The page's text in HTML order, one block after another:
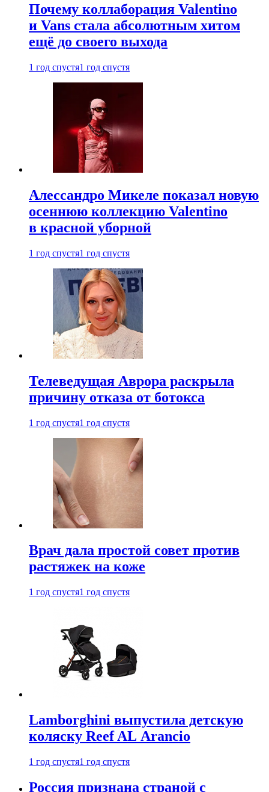
Почему коллаборация Valentino
и Vans стала абсолютным хитом
ещё до своего выхода
1 год спустя1 год спустя
Алессандро Микеле показал новую
осеннюю коллекцию Valentino
в красной уборной
1 год спустя1 год спустя
Телеведущая Аврора раскрыла
причину отказа от ботокса
1 год спустя1 год спустя
Врач дала простой совет против
растяжек на коже
1 год спустя1 год спустя
Lamborghini выпустила детскую
коляску Reef AL Arancio
1 год спустя1 год спустя
Россия признана страной с